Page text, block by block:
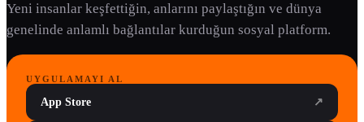
Yeni insanlar keşfettiğin, anlarını paylaştığın ve dünya
genelinde anlamlı bağlantılar kurduğun sosyal platform.
UYGULAMAYI AL
App Store ↗